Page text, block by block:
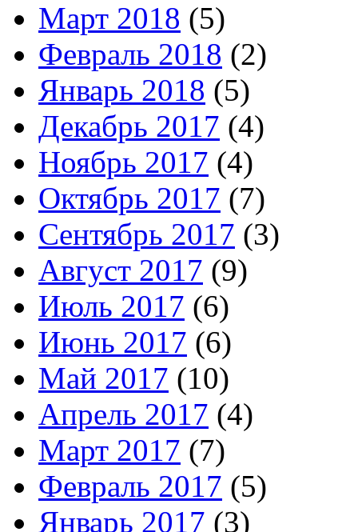
Март 2018 (5)
Февраль 2018 (2)
Январь 2018 (5)
Декабрь 2017 (4)
Ноябрь 2017 (4)
Октябрь 2017 (7)
Сентябрь 2017 (3)
Август 2017 (9)
Июль 2017 (6)
Июнь 2017 (6)
Май 2017 (10)
Апрель 2017 (4)
Март 2017 (7)
Февраль 2017 (5)
Январь 2017 (3)